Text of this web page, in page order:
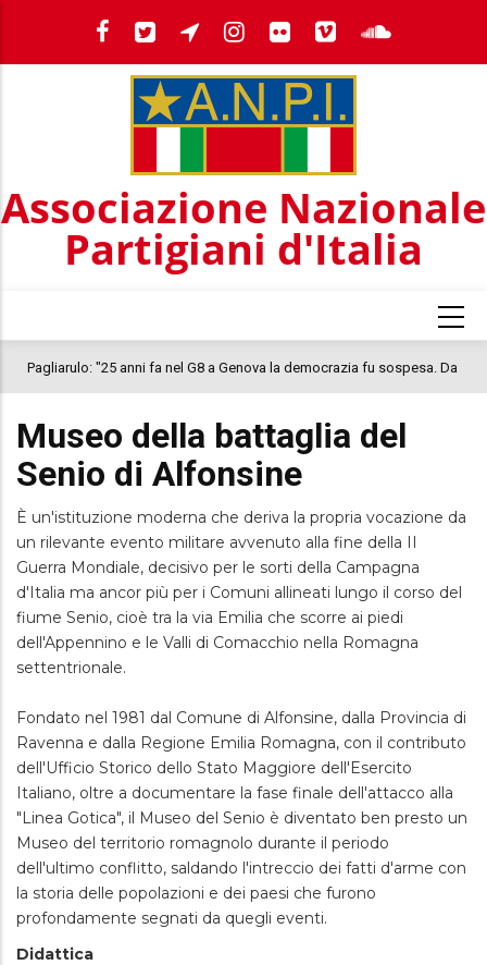
contenuto
Associazione Nazionale
Partigiani d'Italia
"25 anni fa nel G8 a Genova la democrazia fu sospesa. Da
morte di Abderrahim Fakir"
IL 25 LUGLIO,
Museo della battaglia del
Senio di Alfonsine
È un'istituzione moderna che deriva la propria vocazione da
un rilevante evento militare avvenuto alla fine della II
Guerra Mondiale, decisivo per le sorti della Campagna
d'Italia ma ancor più per i Comuni allineati lungo il corso del
fiume Senio, cioè tra la via Emilia che scorre ai piedi
dell'Appennino e le Valli di Comacchio nella Romagna
settentrionale.
Fondato nel 1981 dal Comune di Alfonsine, dalla Provincia di
Ravenna e dalla Regione Emilia Romagna, con il contributo
dell'Ufficio Storico dello Stato Maggiore dell'Esercito
Italiano, oltre a documentare la fase finale dell'attacco alla
"Linea Gotica", il Museo del Senio è diventato ben presto un
Museo del territorio romagnolo durante il periodo
dell'ultimo conflitto, saldando l'intreccio dei fatti d'arme con
la storia delle popolazioni e dei paesi che furono
profondamente segnati da quegli eventi.
Didattica